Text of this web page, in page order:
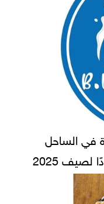
فروع جديدة في الساحل
2025